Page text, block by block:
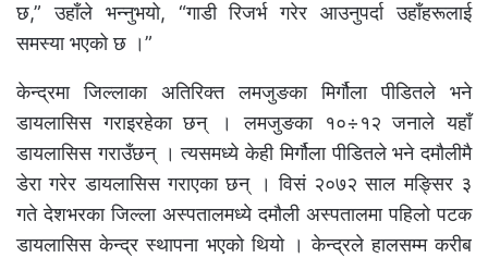
छ,” उहाँले भन्नुभयो, “गाडी रिजर्भ गरेर आउनुपर्दा उहाँहरूलाई
समस्या भएको छ ।”
केन्द्रमा जिल्लाका अतिरिक्त लमजुङका मिर्गौला पीडितले भने
डायलासिस गराइरहेका छन् । लमजुङका १०÷१२ जनाले यहाँ
डायलासिस गराउँछन् । त्यसमध्ये केही मिर्गौला पीडितले भने दमौलीमै
डेरा गरेर डायलासिस गराएका छन् । विसं २०७२ साल मङ्सिर ३
गते देशभरका जिल्ला अस्पतालमध्ये दमौली अस्पतालमा पहिलो पटक
डायलासिस केन्द्र स्थापना भएको थियो । केन्द्रले हालसम्म करीब